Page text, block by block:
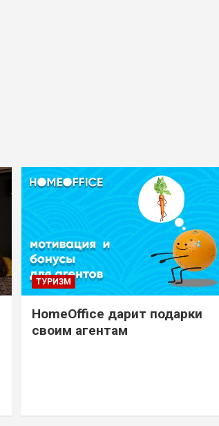
ТУРИЗМ
HomeOffice дарит подарки
своим агентам